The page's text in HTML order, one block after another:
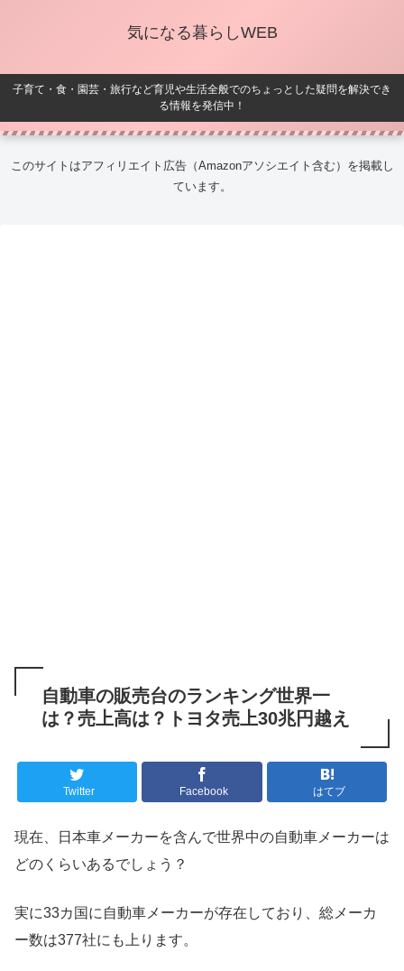
気になる暮らしWEB
子育て・食・園芸・旅行など育児や生活全般でのちょっとした疑問を解決でき
る情報を発信中！
このサイトはアフィリエイト広告（Amazonアソシエイト含む）を掲載し
ています。
自動車の販売台のランキング世界一
は？売上高は？トヨタ売上30兆円越え
Twitter Facebook はてブ
現在、日本車メーカーを含んで世界中の自動車メーカーは
どのくらいあるでしょう？
実に33カ国に自動車メーカーが存在しており、総メーカ
ー数は377社にも上ります。